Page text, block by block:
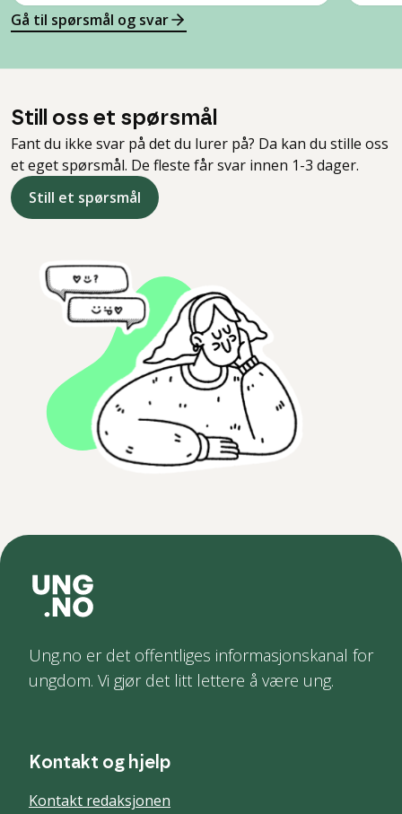
Gå til spørsmål og svar
Still oss et spørsmål
Fant du ikke svar på det du lurer på? Da kan du stille oss
et eget spørsmål. De fleste får svar innen 1-3 dager.
Still et spørsmål
Ung.no er det offentliges informasjonskanal for
ungdom. Vi gjør det litt lettere å være ung.
Kontakt og hjelp
Kontakt redaksjonen